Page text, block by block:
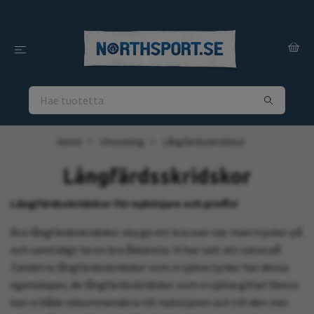
Utrustning Långfärdsskridskor
Långfärdsskridskor
Långfärdsskridskor för nybörjare och proffs!
Bra långfärdsskridskor ska ge ett bra svar när man trycker på
och samtidigt ha en bra åkkänsla. Vi har valt att satsa på
Zandstra långfärdsskridskor som vi själva tycker har dessa
egenskaper, de långfärdsskridskor som vi själva gillar! Dessa
kan vi både rekommendera till nybörjaren och till den mer